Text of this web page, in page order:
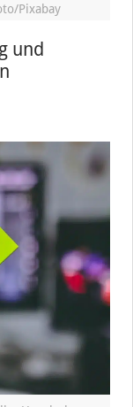
Pixabay
und